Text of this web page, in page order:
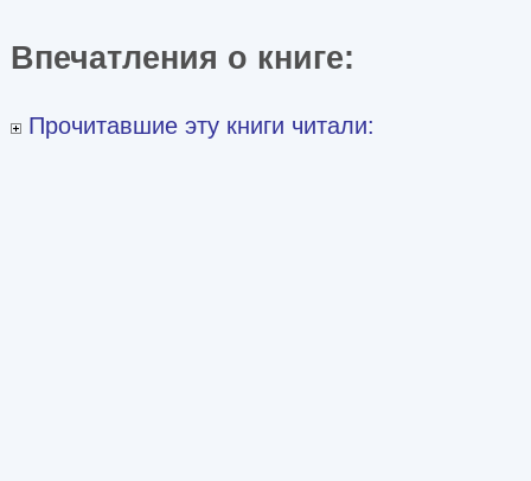
Впечатления о книге:
Прочитавшие эту книги читали: